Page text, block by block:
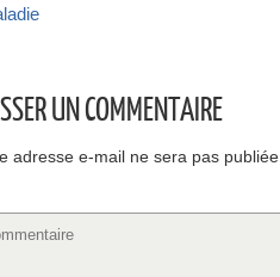
UN COMMENTAIRE
adresse e-mail ne sera pas publiée.